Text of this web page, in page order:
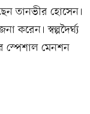
তানভীর হোসেন।
করেন। স্বল্পদৈর্ঘ্য
স্পেশাল মেনশন